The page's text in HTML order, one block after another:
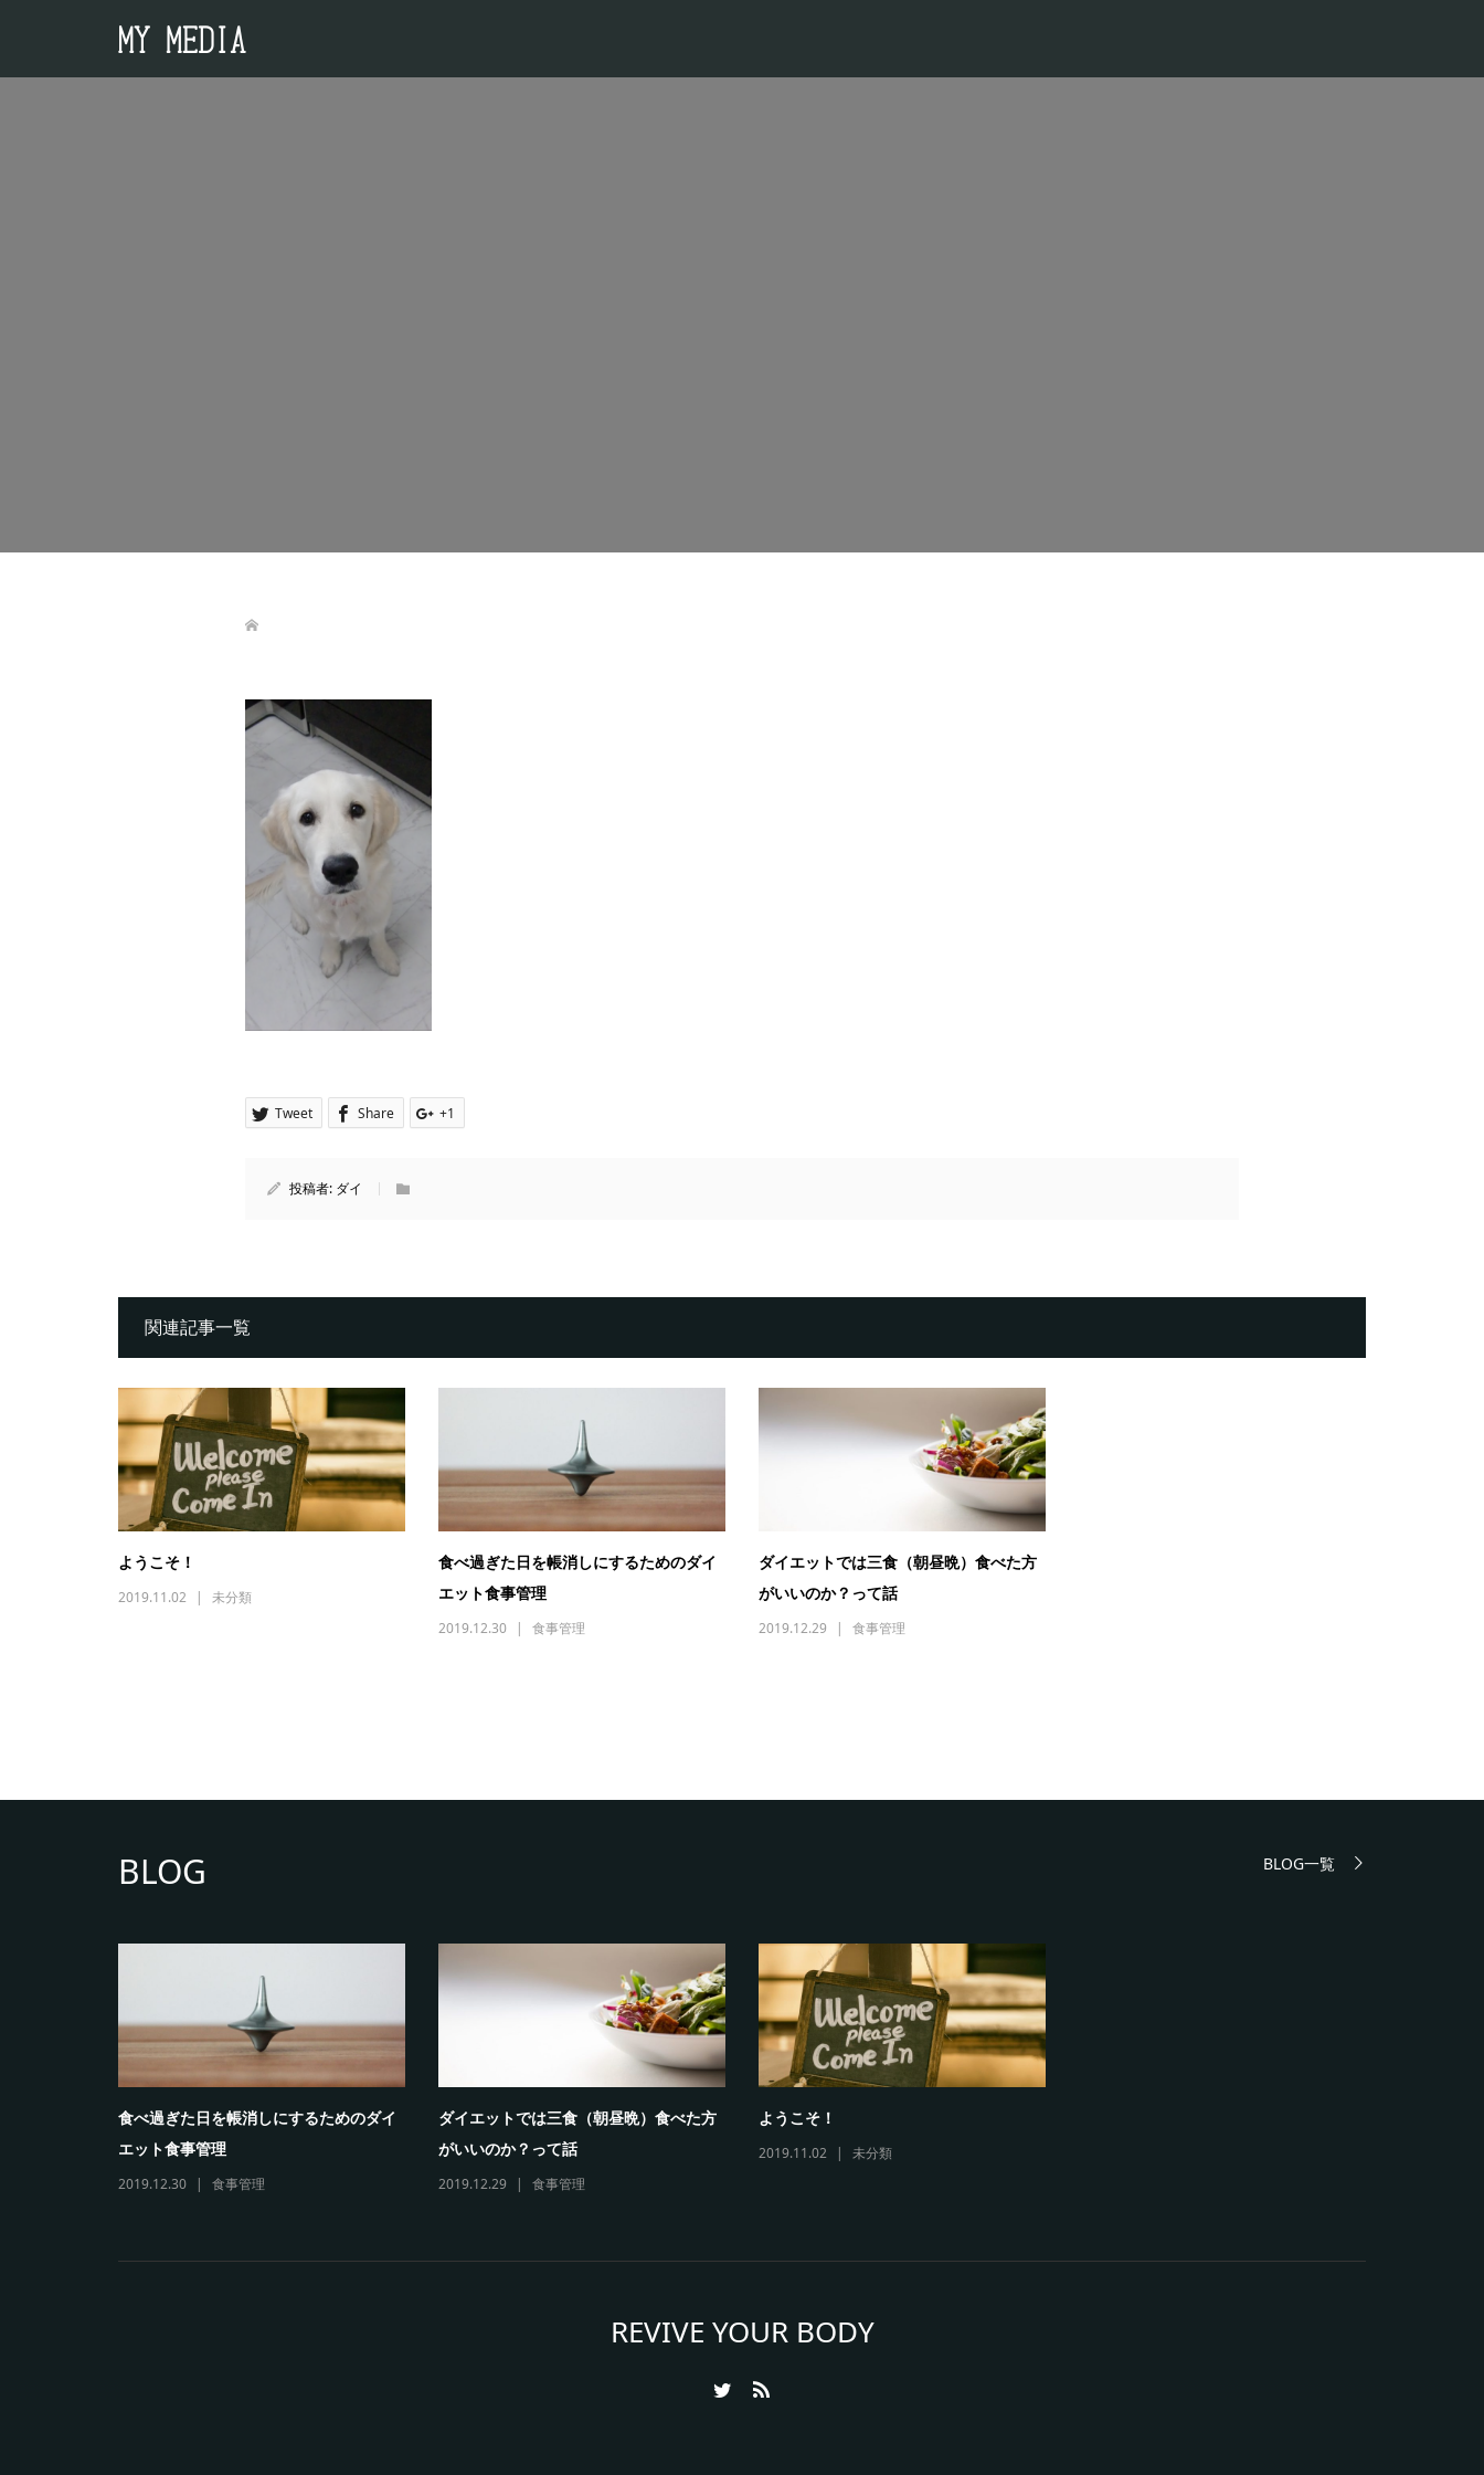
Tweet Share +1
投稿者: ダイ
関連記事一覧
ようこそ！
2019.11.02 未分類
食べ過ぎた日を帳消しにするためのダイ
エット食事管理
2019.12.30 食事管理
ダイエットでは三食（朝昼晩）食べた方
がいいのか？って話
2019.12.29 食事管理
BLOG BLOG一覧
食べ過ぎた日を帳消しにするためのダイ
エット食事管理
2019.12.30 食事管理
ダイエットでは三食（朝昼晩）食べた方
がいいのか？って話
2019.12.29 食事管理
ようこそ！
2019.11.02 未分類
REVIVE YOUR BODY